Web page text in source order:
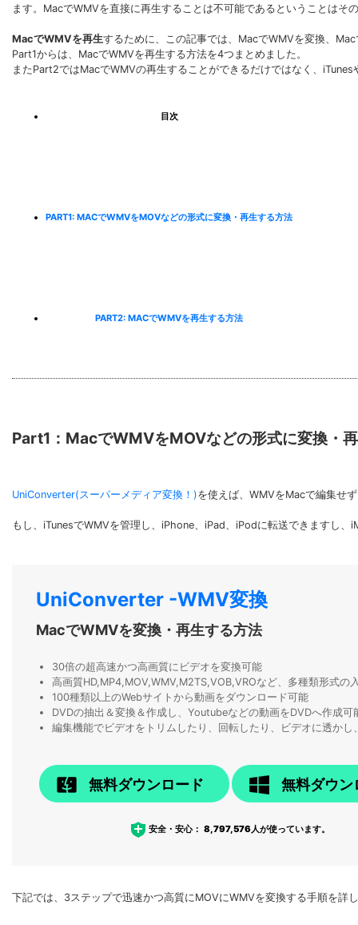
ます。MacでWMVを直接に再生することは不可能であるということはそ
MacでWMVを再生するために、この記事では、MacでWMVを変換、
Part1からは、MacでWMVを再生する方法を4つまとめました。
またPart2ではMacでWMVの再生することができるだけではなく、
目次
PART1: MACでWMVをMOVなどの形式に変換・再生する方法
PART2: MACでWMVを再生する方法
Part1：MacでWMVをMOVなどの形式に変換・
UniConverter(スーパーメディア変換！)を使えば、WMVをMacで編集せ
もし、iTunesでWMVを管理し、iPhone、iPad、iPodに転送できますし
UniConverter -WMV変換
MacでWMVを変換・再生する方法
30倍の超高速かつ高画質にビデオを変換可能
高画質HD,MP4,MOV,WMV,M2TS,VOB,VROなど、多種類形式の
100種類以上のWebサイトから動画をダウンロード可能
DVDの抽出＆変換＆作成し、Youtubeなどの動画をDVDへ作成可
編集機能でビデオをトリムしたり、回転したり、ビデオに透か
無料ダウンロード 無料ダウン
安全・安心：8,797,576人が使っています。
下記では、3ステップで迅速かつ高質にMOVにWMVを変換する手順を詳